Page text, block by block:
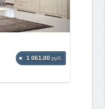
1 061.00 руб.